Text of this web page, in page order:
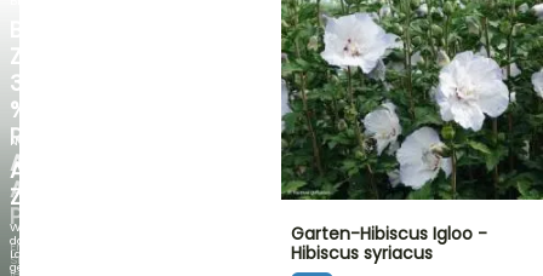
ZU
30
%
RABATT
AUF
AUSGEWÄHLTE
PFLANZEN!
Entdecken
Sie
NEU
AGAPANTHUS
ZAMBEZI
Wenn
das
Laub
genauso
Garten-Hibiscus Igloo -
Hibiscus syriacus